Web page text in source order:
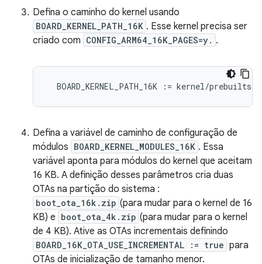
Defina o caminho do kernel usando
BOARD_KERNEL_PATH_16K . Esse kernel precisa ser
criado com CONFIG_ARM64_16K_PAGES=y. .
BOARD_KERNEL_PATH_16K : = kernel/prebuilts/
Defina a variável de caminho de configuração de
módulos BOARD_KERNEL_MODULES_16K . Essa
variável aponta para módulos do kernel que aceitam
16 KB. A definição desses parâmetros cria duas
OTAs na partição do sistema :
boot_ota_16k.zip (para mudar para o kernel de 16
KB) e boot_ota_4k.zip (para mudar para o kernel
de 4 KB). Ative as OTAs incrementais definindo
BOARD_16K_OTA_USE_INCREMENTAL := true para
OTAs de inicialização de tamanho menor.